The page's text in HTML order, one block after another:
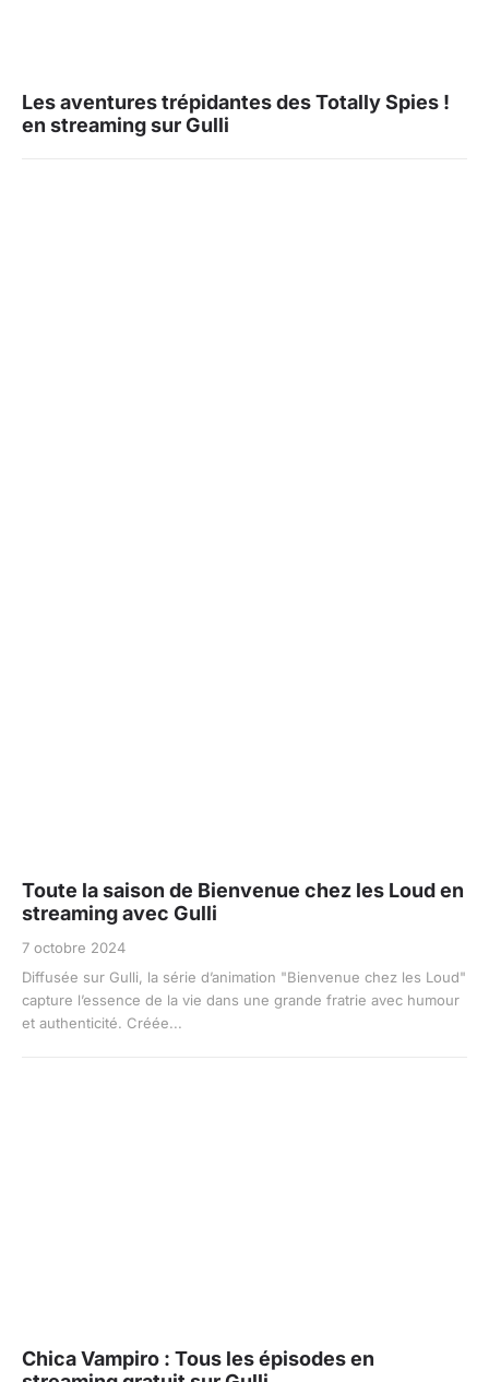
Les aventures trépidantes des Totally Spies !
en streaming sur Gulli
Toute la saison de Bienvenue chez les Loud en
streaming avec Gulli
7 octobre 2024
Diffusée sur Gulli, la série d’animation "Bienvenue chez les Loud"
capture l’essence de la vie dans une grande fratrie avec humour
et authenticité. Créée...
Chica Vampiro : Tous les épisodes en